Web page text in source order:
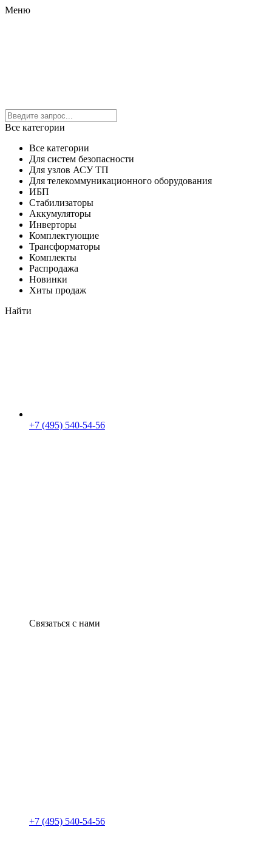
Меню
Все категории
Все категории
Для систем безопасности
Для узлов АСУ ТП
Для телекоммуникационного оборудования
ИБП
Стабилизаторы
Аккумуляторы
Инверторы
Комплектующие
Трансформаторы
Комплекты
Распродажа
Новинки
Хиты продаж
Найти
+7 (495) 540-54-56
Связаться с нами
+7 (495) 540-54-56